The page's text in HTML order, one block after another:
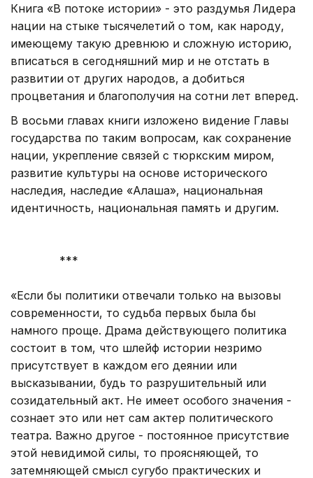
Книга «В потоке истории» - это раздумья Лидера
нации на стыке тысячелетий о том, как народу,
имеющему такую древнюю и сложную историю,
вписаться в сегодняшний мир и не отстать в
развитии от других народов, а добиться
процветания и благополучия на сотни лет вперед.
В восьми главах книги изложено видение Главы
государства по таким вопросам, как сохранение
нации, укрепление связей с тюркским миром,
развитие культуры на основе исторического
наследия, наследие «Алаша», национальная
идентичность, национальная память и другим.
***
«Если бы политики отвечали только на вызовы
современности, то судьба первых была бы
намного проще. Драма действующего политика
состоит в том, что шлейф истории незримо
присутствует в каждом его деянии или
высказывании, будь то разрушительный или
созидательный акт. Не имеет особого значения -
сознает это или нет сам актер политического
театра. Важно другое - постоянное присутствие
этой невидимой силы, то проясняющей, то
затемняющей смысл сугубо практических и